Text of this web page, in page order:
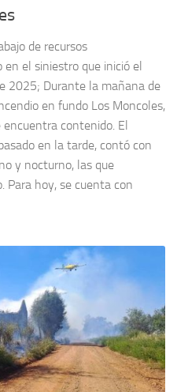
de recursos
en el siniestro que inició el
2025; Durante la mañana de
en fundo Los Moncoles,
encuentra contenido. El
en la tarde, contó con
y nocturno, las que
Para hoy, se cuenta con